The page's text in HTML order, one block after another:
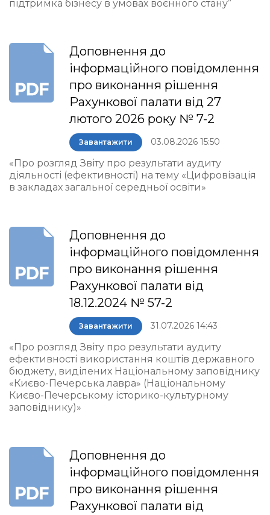
підтримка бізнесу в умовах воєнного стану”
Доповнення до
інформаційного повідомлення
про виконання рішення
Рахункової палати від 27
лютого 2026 року № 7-2
Завантажити 03.08.2026 15:50
«Про розгляд Звіту про результати аудиту
діяльності (ефективності) на тему «Цифровізація
в закладах загальної середньої освіти»
Доповнення до
інформаційного повідомлення
про виконання рішення
Рахункової палати від
18.12.2024 № 57-2
Завантажити 31.07.2026 14:43
«Про розгляд Звіту про результати аудиту
ефективності використання коштів державного
бюджету, виділених Національному заповіднику
«Києво-Печерська лавра» (Національному
Києво-Печерському історико-культурному
заповіднику)»
Доповнення до
інформаційного повідомлення
про виконання рішення
Рахункової палати від